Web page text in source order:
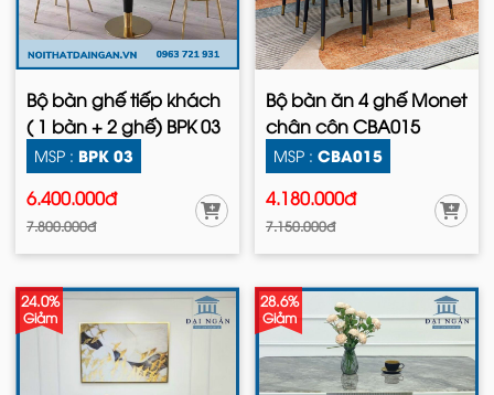
Bộ bàn ghế tiếp khách
( 1 bàn + 2 ghế) BPK 03
MSP : BPK 03
6.400.000đ
7.800.000đ
Bộ bàn ăn 4 ghế Monet
chân côn CBA015
MSP : CBA015
4.180.000đ
7.150.000đ
24.0%
Giảm
28.6%
Giảm